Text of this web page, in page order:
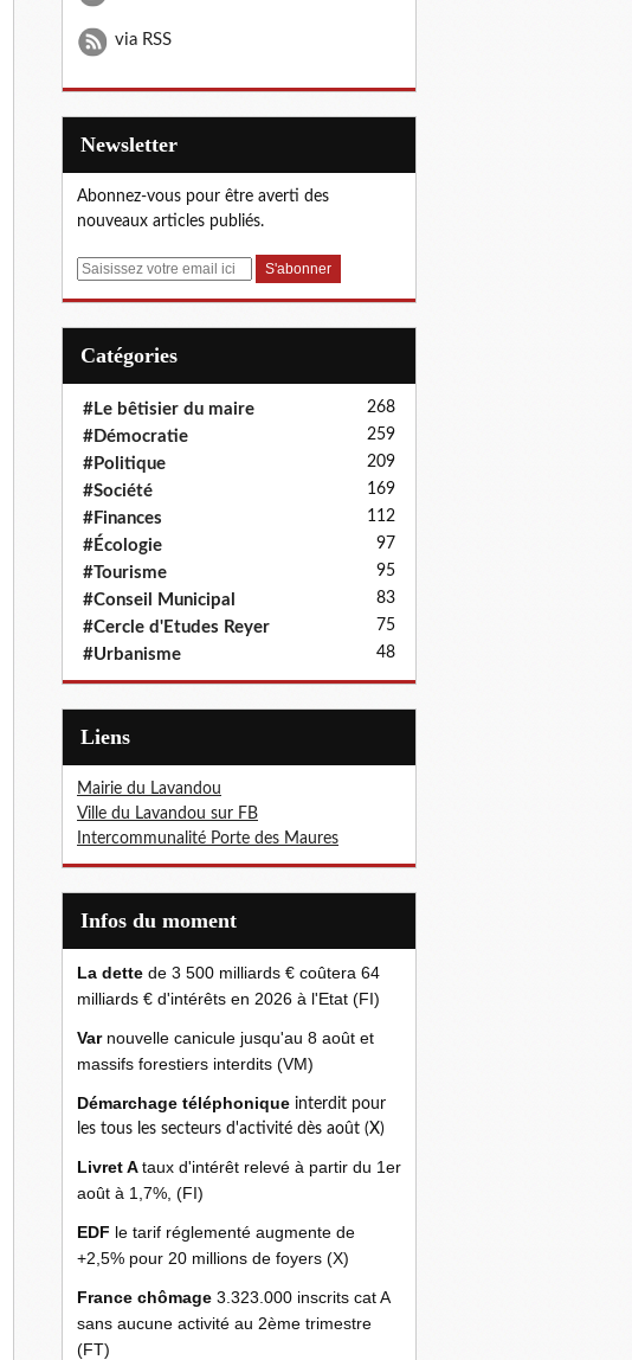
via RSS
Newsletter
Abonnez-vous pour être averti des
nouveaux articles publiés.
E
Catégories
#Le bêtisier du maire 268
#Démocratie 259
#Politique 209
#Société 169
#Finances 112
#Écologie 97
#Tourisme 95
#Conseil Municipal 83
#Cercle d'Etudes Reyer 75
#Urbanisme 48
Liens
Mairie du Lavandou
Ville du Lavandou sur FB
Intercommunalité Porte des Maures
Infos du moment
La dette de 3 500 milliards € coûtera 64
milliards € d'intérêts en 2026 à l'Etat (FI)
Var nouvelle canicule jusqu'au 8 août et
massifs forestiers interdits (VM)
Démarchage téléphonique interdit pour
les tous les secteurs d'activité dès août (X)
Livret Ataux d'intérêt relevé à partir du 1er
août à 1,7%, (FI)
EDF le tarif réglementé augmente de
+2,5% pour 20 millions de foyers (X)
France chômage 3.323.000 inscrits cat A
sans aucune activité au 2ème trimestre
(FT)